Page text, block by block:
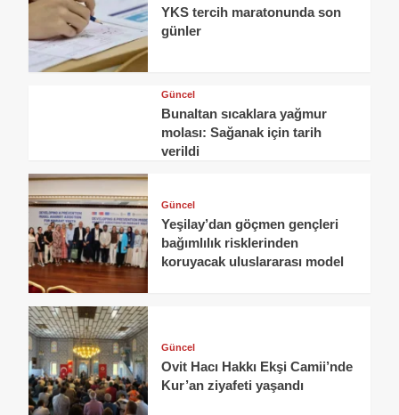
YKS tercih maratonunda son
günler
Güncel
Bunaltan sıcaklara yağmur
molası: Sağanak için tarih
verildi
Güncel
Yeşilay’dan göçmen gençleri
bağımlılık risklerinden
koruyacak uluslararası model
Güncel
Ovit Hacı Hakkı Ekşi Camii’nde
Kur’an ziyafeti yaşandı